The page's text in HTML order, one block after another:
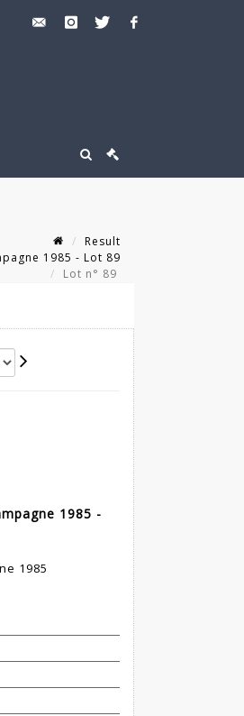
Result
1985 - Lot 89
Lot n° 89
1985 -
1985